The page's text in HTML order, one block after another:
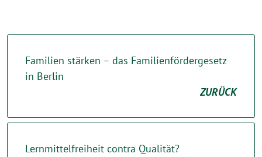
Familien stärken – das Familienfördergesetz
in Berlin
ZURÜCK
Lernmittelfreiheit contra Qualität?